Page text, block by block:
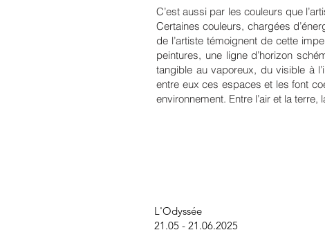
C’est aussi par les couleurs que
Certaines couleurs, chargées
de l’artiste témoignent de cette
peintures, une ligne d’horizon
tangible au vaporeux, du visible à
entre eux ces espaces et les font
environnement. Entre l’air et la
L'Odyssée
21.05 - 21.06.2025